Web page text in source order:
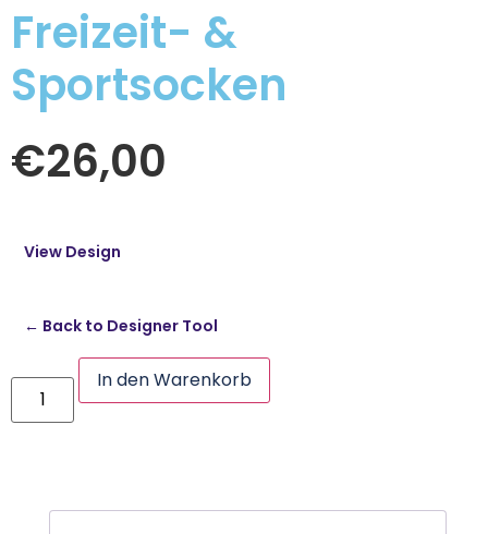
Freizeit- &
Sportsocken
€26,00
View Design
← Back to Designer Tool
In den Warenkorb